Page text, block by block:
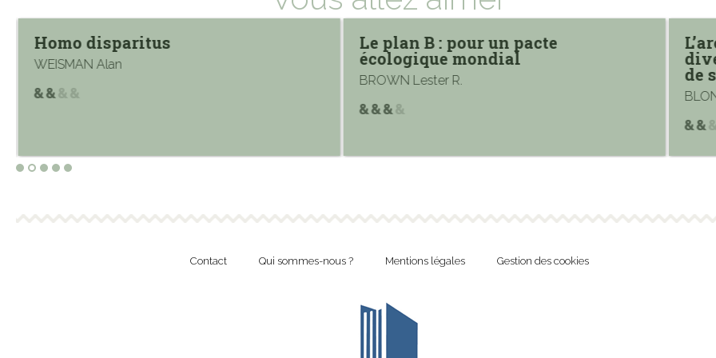
Homo disparitus
WEISMAN Alan
Le plan B : pour un pacte
écologique mondial
BROWN Lester R. de
Contact Qui sommes-nous ? Mentions légales Gestion des cookies